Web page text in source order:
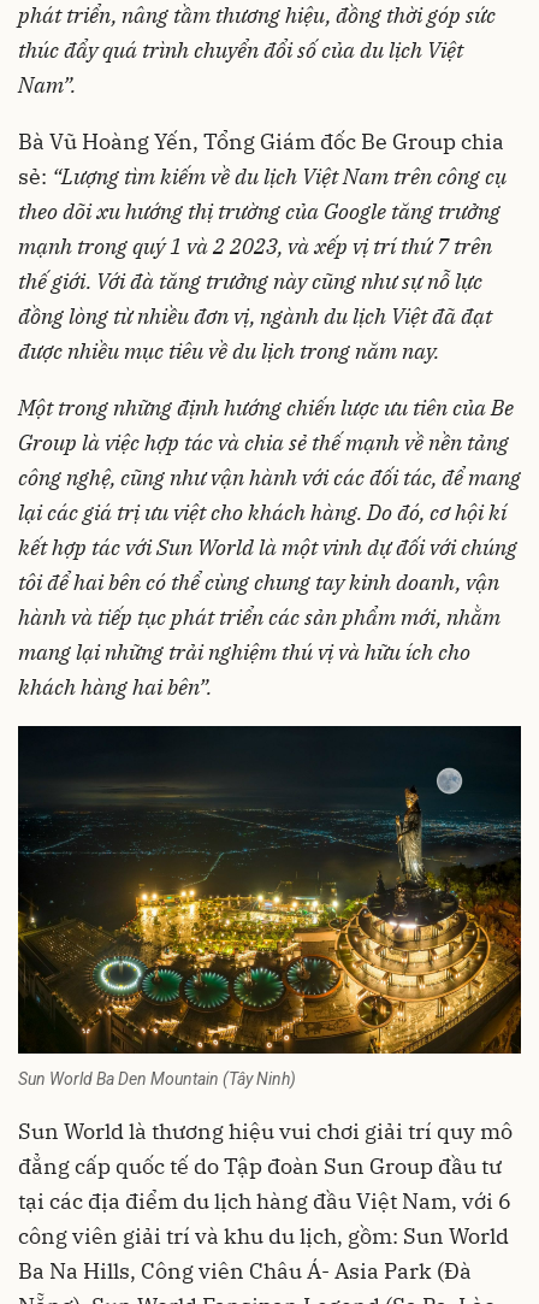
phát triển, nâng tầm thương hiệu, đồng thời góp sức
thúc đẩy quá trình chuyển đổi số của du lịch Việt
Nam”.
Bà Vũ Hoàng Yến, Tổng Giám đốc Be Group chia
sẻ: “Lượng tìm kiếm về du lịch Việt Nam trên công cụ
theo dõi xu hướng thị trường của Google tăng trưởng
mạnh trong quý 1 và 2 2023, và xếp vị trí thứ 7 trên
thế giới. Với đà tăng trưởng này cũng như sự nỗ lực
đồng lòng từ nhiều đơn vị, ngành du lịch Việt đã đạt
được nhiều mục tiêu về du lịch trong năm nay.
Một trong những định hướng chiến lược ưu tiên của Be
Group là việc hợp tác và chia sẻ thế mạnh về nền tảng
công nghệ, cũng như vận hành với các đối tác, để mang
lại các giá trị ưu việt cho khách hàng. Do đó, cơ hội kí
kết hợp tác với Sun World là một vinh dự đối với chúng
tôi để hai bên có thể cùng chung tay kinh doanh, vận
hành và tiếp tục phát triển các sản phẩm mới, nhằm
mang lại những trải nghiệm thú vị và hữu ích cho
khách hàng hai bên”.
Sun World Ba Den Mountain (Tây Ninh)
Sun World là thương hiệu vui chơi giải trí quy mô
đẳng cấp quốc tế do Tập đoàn Sun Group đầu tư
tại các địa điểm du lịch hàng đầu Việt Nam, với 6
công viên giải trí và khu du lịch, gồm: Sun World
Ba Na Hills, Công viên Châu Á- Asia Park (Đà